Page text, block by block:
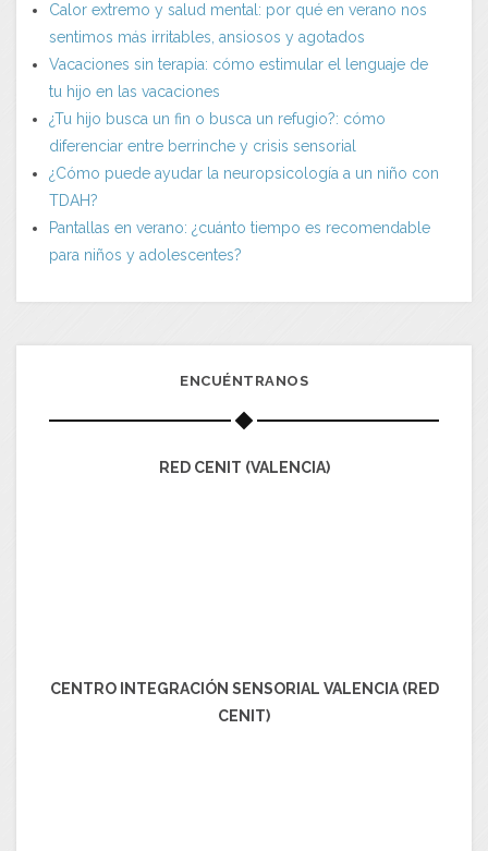
Calor extremo y salud mental: por qué en verano nos
sentimos más irritables, ansiosos y agotados
Vacaciones sin terapia: cómo estimular el lenguaje de
tu hijo en las vacaciones
¿Tu hijo busca un fin o busca un refugio?: cómo
diferenciar entre berrinche y crisis sensorial
¿Cómo puede ayudar la neuropsicología a un niño con
TDAH?
Pantallas en verano: ¿cuánto tiempo es recomendable
para niños y adolescentes?
ENCUÉNTRANOS
RED CENIT (VALENCIA)
CENTRO INTEGRACIÓN SENSORIAL VALENCIA (RED
CENIT)